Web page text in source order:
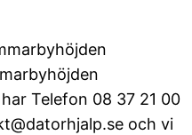
Telefon 08 37 21 00
och vi